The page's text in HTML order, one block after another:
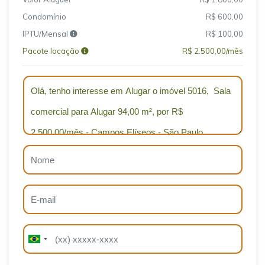
Condomínio
R$ 600,00
IPTU/Mensal
R$ 100,00
Pacote locação
R$ 2.500,00/mês
B
r
Qual o melhor dia e horário pra você?
a